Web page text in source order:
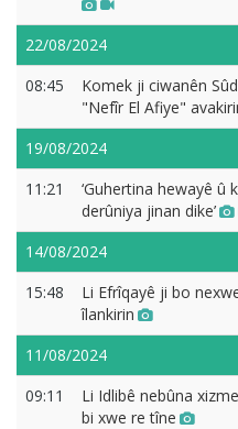
22/08/2024
08:45
Komek ji ciwanên
"Nefîr El Afiye"
19/08/2024
11:21
‘Guhertina hewayê û
derûniya jinan dike’
14/08/2024
15:48
Li Efrîqayê ji bo
îlankirin
11/08/2024
09:11
Li Idlibê nebûna
bi xwe re tîne